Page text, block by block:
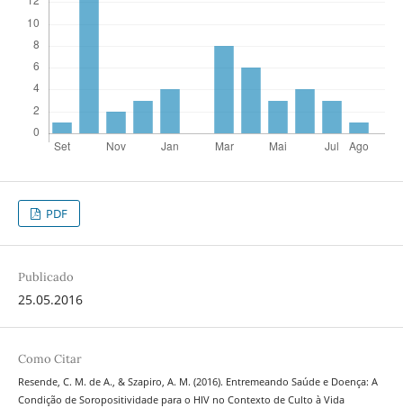
PDF
Publicado
25.05.2016
Como Citar
Resende, C. M. de A., & Szapiro, A. M. (2016). Entremeando Saúde e Doença: A
Condição de Soropositividade para o HIV no Contexto de Culto à Vida